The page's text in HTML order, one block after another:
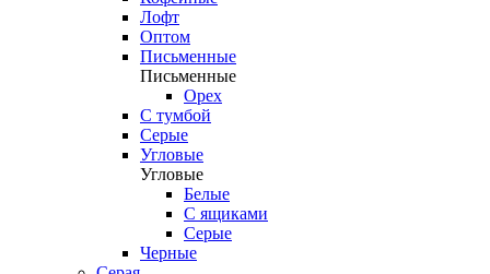
Лофт
Оптом
Письменные
Письменные
Орех
С тумбой
Серые
Угловые
Угловые
Белые
С ящиками
Серые
Черные